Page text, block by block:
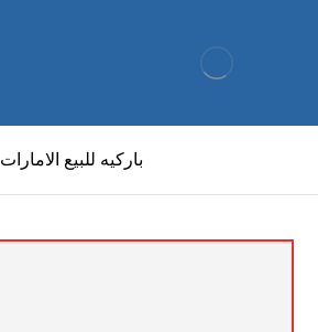
باركيه للبيع الامارات